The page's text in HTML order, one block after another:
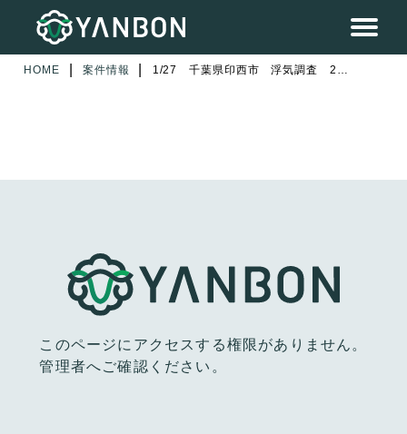
HOME 案件情報 1/27 千葉県印西市 浮気調査 2日目
このページにアクセスする権限がありません。
管理者へご確認ください。